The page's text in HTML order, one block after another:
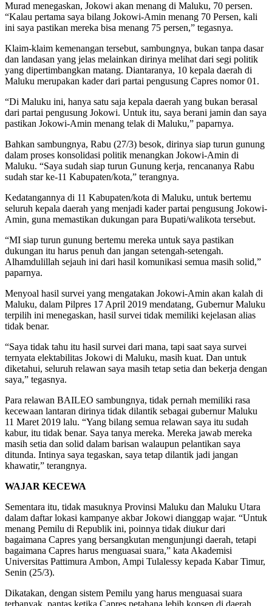
Murad menegaskan, Jokowi akan menang di Maluku, 70 persen.
“Kalau pertama saya bilang Jokowi-Amin menang 70 Persen, kali
ini saya pastikan mereka bisa menang 75 persen,” tegasnya.
Klaim-klaim kemenangan tersebut, sambungnya, bukan tanpa dasar
dan landasan yang jelas melainkan dirinya melihat dari segi politik
yang dipertimbangkan matang. Diantaranya, 10 kepala daerah di
Maluku merupakan kader dari partai pengusung Capres nomor 01.
“Di Maluku ini, hanya satu saja kepala daerah yang bukan berasal
dari partai pengusung Jokowi. Untuk itu, saya berani jamin dan saya
pastikan Jokowi-Amin menang telak di Maluku,” paparnya.
Bahkan sambungnya, Rabu (27/3) besok, dirinya siap turun gunung
dalam proses konsolidasi politik menangkan Jokowi-Amin di
Maluku. “Saya sudah siap turun Gunung kerja, rencananya Rabu
sudah star ke-11 Kabupaten/kota,” terangnya.
Kedatangannya di 11 Kabupaten/kota di Maluku, untuk bertemu
seluruh kepala daerah yang menjadi kader partai pengusung Jokowi-
Amin, guna memastikan dukungan para Bupati/walikota tersebut.
“MI siap turun gunung bertemu mereka untuk saya pastikan
dukungan itu harus penuh dan jangan setengah-setengah.
Alhamdulillah sejauh ini dari hasil komunikasi semua masih solid,”
paparnya.
Menyoal hasil survei yang mengatakan Jokowi-Amin akan kalah di
Maluku, dalam Pilpres 17 April 2019 mendatang, Gubernur Maluku
terpilih ini menegaskan, hasil survei tidak memiliki kejelasan alias
tidak benar.
“Saya tidak tahu itu hasil survei dari mana, tapi saat saya survei
ternyata elektabilitas Jokowi di Maluku, masih kuat. Dan untuk
diketahui, seluruh relawan saya masih tetap setia dan bekerja dengan
saya,” tegasnya.
Para relawan BAILEO sambungnya, tidak pernah memiliki rasa
kecewaan lantaran dirinya tidak dilantik sebagai gubernur Maluku
11 Maret 2019 lalu. “Yang bilang semua relawan saya itu sudah
kabur, itu tidak benar. Saya tanya mereka. Mereka jawab mereka
masih setia dan solid dalam barisan walaupun pelantikan saya
ditunda. Intinya saya tegaskan, saya tetap dilantik jadi jangan
khawatir,” terangnya.
WAJAR KECEWA
Sementara itu, tidak masuknya Provinsi Maluku dan Maluku Utara
dalam daftar lokasi kampanye akbar Jokowi dianggap wajar. “Untuk
menang Pemilu di Republik ini, poinnya tidak diukur dari
bagaimana Capres yang bersangkutan mengunjungi daerah, tetapi
bagaimana Capres harus menguasai suara,” kata Akademisi
Universitas Pattimura Ambon, Ampi Tulalessy kepada Kabar Timur,
Senin (25/3).
Dikatakan, dengan sistem Pemilu yang harus menguasai suara